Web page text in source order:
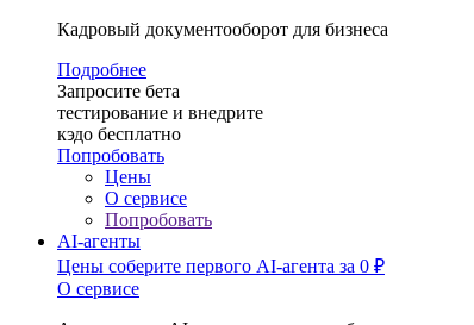
Кадровый документооборот для бизнеса
Подробнее
Запросите бета
тестирование и внедрите
кэдо бесплатно
Попробовать
Цены
О сервисе
Попробовать
AI-агенты
Цены соберите первого AI-агента за 0 ₽
О сервисе